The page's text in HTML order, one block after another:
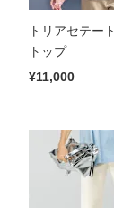
トリアセテー
トップ
¥11,000